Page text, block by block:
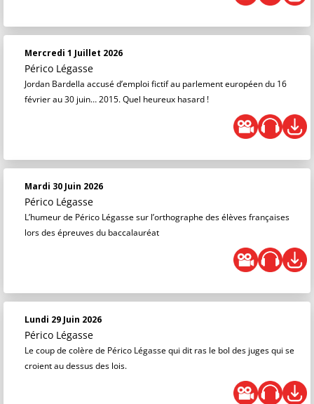
Mercredi 1 Juillet 2026
Périco Légasse
Jordan Bardella accusé d’emploi fictif au parlement européen du 16
février au 30 juin… 2015. Quel heureux hasard !
Mardi 30 Juin 2026
Périco Légasse
L’humeur de Périco Légasse sur l’orthographe des élèves françaises
lors des épreuves du baccalauréat
Lundi 29 Juin 2026
Périco Légasse
Le coup de colère de Périco Légasse qui dit ras le bol des juges qui se
croient au dessus des lois.